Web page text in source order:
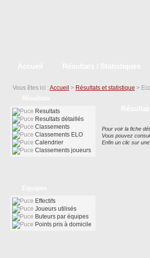
Vous êtes ici : Accueil > Résultats et statistique >
Pour voir la fiche
Vous pouvez
Enfin un clic sur
Resultats
Resultats détaillés
Classements
Classements ELO
Calendrier
Classements joueurs
Effectifs
Joueurs utilisés
Buteurs par équipes
Points pris à domicile